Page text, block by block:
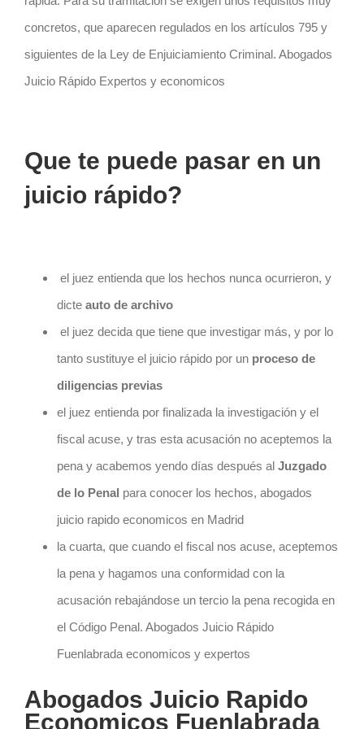
concretos, que aparecen regulados en los artículos 795 y
siguientes de la Ley de Enjuiciamiento Criminal. Abogados
Juicio Rápido Expertos y economicos
Que te puede pasar en un
juicio rápido?
el juez entienda que los hechos nunca ocurrieron, y
dicte auto de archivo
el juez decida que tiene que investigar más, y por lo
tanto sustituye el juicio rápido por unproceso de
diligencias previas
el juez entienda por finalizada la investigación y el
fiscal acuse, y tras esta acusación no aceptemos la
pena y acabemos yendo días después al Juzgado
de lo Penal para conocer los hechos, abogados
juicio rapido economicos en Madrid
la cuarta, que cuando el fiscal nos acuse, aceptemos
la pena y hagamos una conformidad con la
acusación rebajándose un tercio la pena recogida en
el Código Penal. Abogados Juicio Rápido
Fuenlabrada economicos y expertos
Abogados Juicio Rapido
Economicos Fuenlabrada